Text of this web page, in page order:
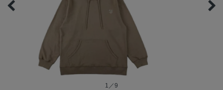
1／9